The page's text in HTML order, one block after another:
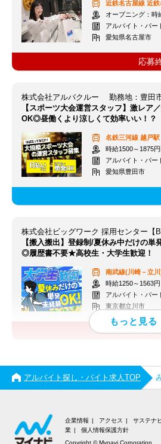
近鉄名古屋線 近鉄
オープニング：時給1400
アルバイト・パー
愛知県名古屋市
応募
株式会社アルバクルー 勤務地：豊田
【スポーツ大会運営スタッフ】激レア
OK◎昼働くより涼しくて効率いい！？
名鉄三河線 越戸駅
時給1500～1875
アルバイト・パー
愛知県豊田市
【搬入搬出】登録制/夏休み中だけの単
◎履歴書不要★高校生・大学生歓迎！
南武線(川崎－立川
時給1250～1563
アルバイト・パー
東京都立川市
応募
アルバイト探し・バイト求人TOP
企業情報 アクセス サステナ
業
個人情報保護方針
Copyright © Mynavi Corporation